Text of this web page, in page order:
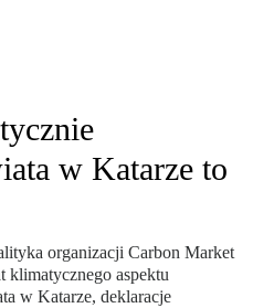
w Katarze to
organizacji Carbon Market
klimatycznego aspektu
w Katarze, deklaracje